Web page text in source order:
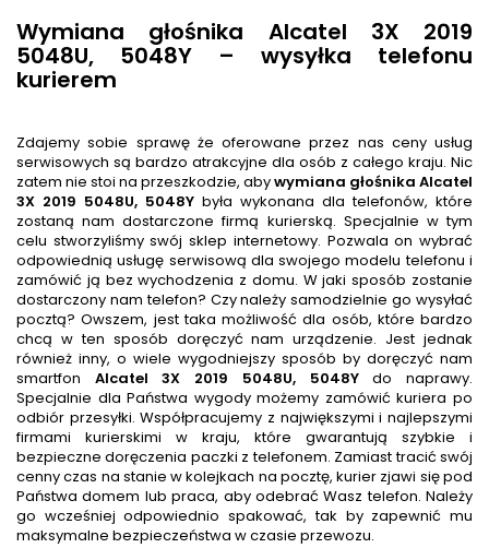
Wymiana głośnika Alcatel 3X 2019
5048U, 5048Y – wysyłka telefonu
kurierem
Zdajemy sobie sprawę że oferowane przez nas ceny usług
serwisowych są bardzo atrakcyjne dla osób z całego kraju. Nic
zatem nie stoi na przeszkodzie, abywymiana głośnika Alcatel
3X 2019 5048U, 5048Y była wykonana dla telefonów, które
zostaną nam dostarczone firmą kurierską. Specjalnie w tym
celu stworzyliśmy swój sklep internetowy. Pozwala on wybrać
odpowiednią usługę serwisową dla swojego modelu telefonu i
zamówić ją bez wychodzenia z domu. W jaki sposób zostanie
dostarczony nam telefon? Czy należy samodzielnie go wysyłać
pocztą? Owszem, jest taka możliwość dla osób, które bardzo
chcą w ten sposób doręczyć nam urządzenie. Jest jednak
również inny, o wiele wygodniejszy sposób by doręczyć nam
smartfon Alcatel 3X 2019 5048U, 5048Ydo naprawy.
Specjalnie dla Państwa wygody możemy zamówić kuriera po
odbiór przesyłki. Współpracujemy z największymi i najlepszymi
firmami kurierskimi w kraju, które gwarantują szybkie i
bezpieczne doręczenia paczki z telefonem. Zamiast tracić swój
cenny czas na stanie w kolejkach na pocztę, kurier zjawi się pod
Państwa domem lub praca, aby odebrać Wasz telefon. Należy
go wcześniej odpowiednio spakować, tak by zapewnić mu
maksymalne bezpieczeństwa w czasie przewozu.